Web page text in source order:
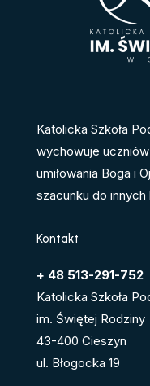
Katolicka Szkoła
wychowuje
umiłowania Boga i
szacunku do innych
Kontakt
+ 48 513-291-752
Katolicka Szkoła
im. Świętej Rodziny
43-400 Cieszyn
ul. Błogocka 19